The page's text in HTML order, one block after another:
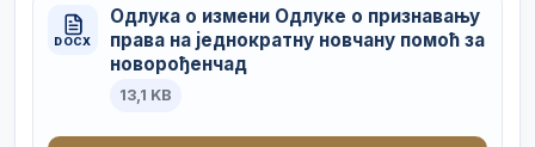
DOCX
Одлука о измени Одлуке о признавању
права на једнократну новчану помоћ за
новорођенчад
13,1 KB